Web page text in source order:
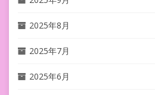
2025年8月
2025年7月
2025年6月